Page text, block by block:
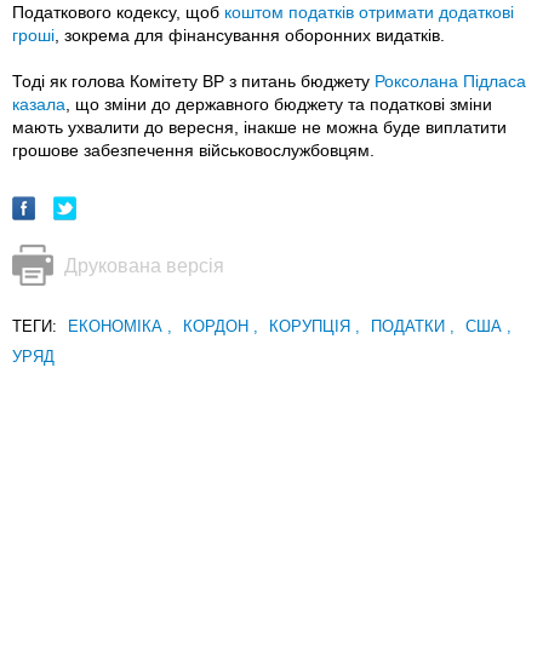
Податкового кодексу, щоб коштом податків отримати додаткові
гроші , зокрема для фінансування оборонних видатків.
Тоді як голова Комітету ВР з питань бюджету Роксолана Підласа
казала , що зміни до державного бюджету та податкові зміни
мають ухвалити до вересня, інакше не можна буде виплатити
грошове забезпечення військовослужбовцям.
Друкована версія
ТЕГИ: ЕКОНОМІКА КОРДОН КОРУПЦІЯ ПОДАТКИ США
УРЯД